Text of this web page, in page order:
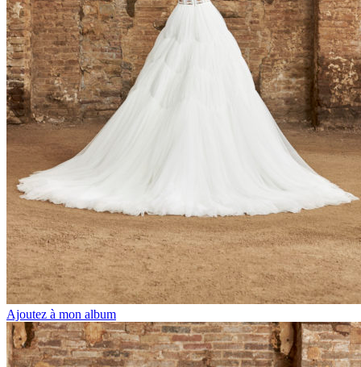
Ajoutez à mon album